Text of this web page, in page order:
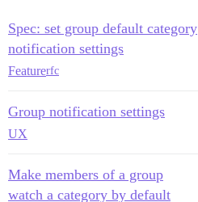
Spec: set group default category
notification settings
Featurerfc
Group notification settings
UX
Make members of a group
watch a category by default